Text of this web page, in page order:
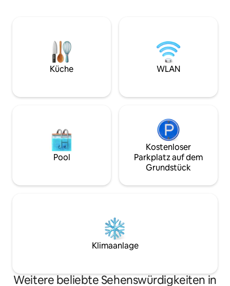
Reinigungsempfehlungen wurden von
professionellen Reinigungskräften
umgesetzt.Küche WLAN
Pool
Kostenloser
Parkplatz auf dem
Grundstück
Klimaanlage
Weitere beliebte Sehenswürdigkeiten in